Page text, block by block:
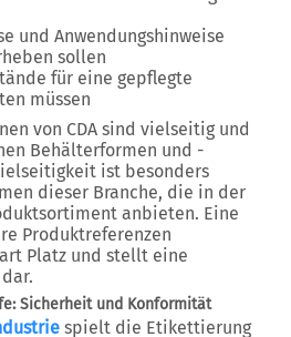
und Anwendungshinweise
sollen
für eine gepflegte
müssen
von CDA sind vielseitig und
Behälterformen und -
ist besonders
dieser Branche, die in der
anbieten. Eine
Produktreferenzen
Platz und stellt eine
Sicherheit und Konformität
spielt die Etikettierung